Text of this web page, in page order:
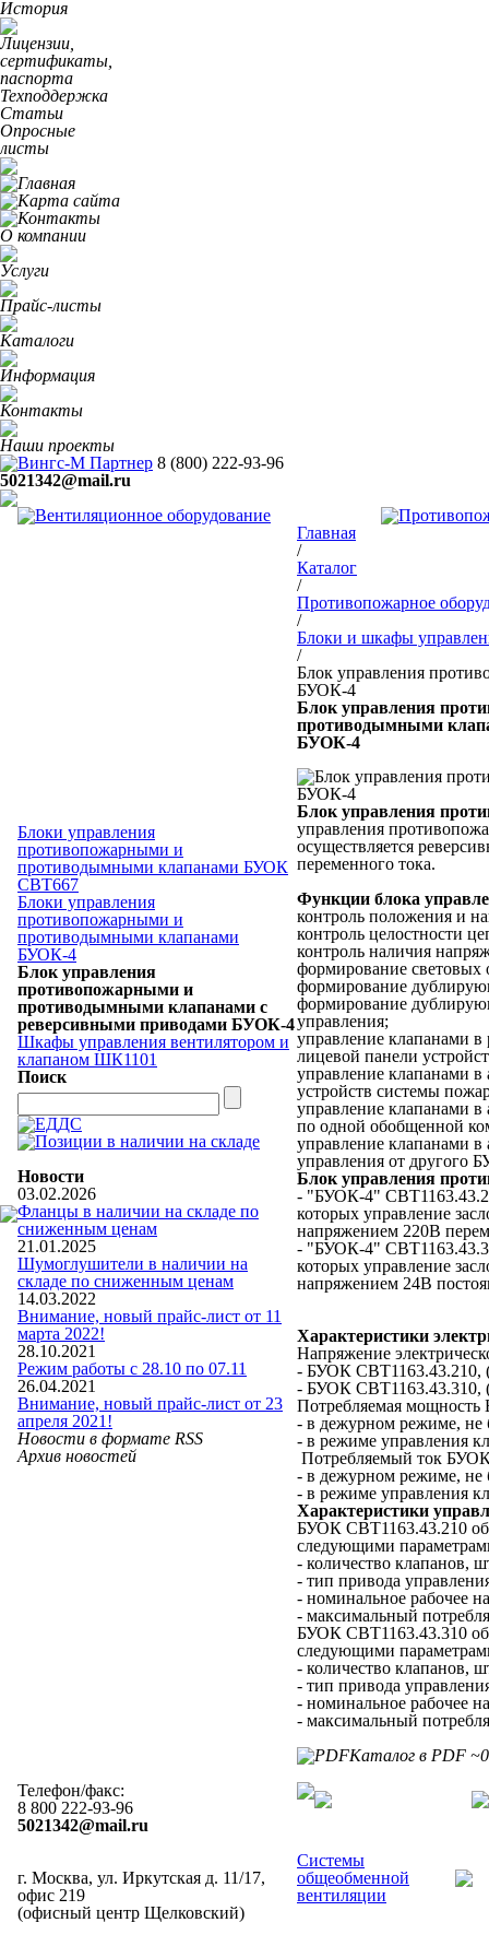
История
Лицензии,
сертификаты,
паспорта
Техподдержка
Статьи
Опросные
листы
О компании
Услуги
Прайс-листы
Каталоги
Информация
Контакты
Наши проекты
8 (800) 222-93-96
5021342@mail.ru
Блоки управления
противопожарными и
противодымными клапанами БУОК
СВТ667
Блоки управления
противопожарными и
противодымными клапанами
БУОК-4
Блок управления
противопожарными и
противодымными клапанами с
реверсивными приводами БУОК-4
Шкафы управления вентилятором и
клапаном ШК1101
Поиск
Новости
03.02.2026
Фланцы в наличии на складе по
сниженным ценам
21.01.2025
Шумоглушители в наличии на
складе по сниженным ценам
14.03.2022
Внимание, новый прайс-лист от 11
марта 2022!
28.10.2021
Режим работы с 28.10 по 07.11
26.04.2021
Внимание, новый прайс-лист от 23
апреля 2021!
Новости в формате RSS
Архив новостей
Главная
/
Каталог
/
Противопожарное
/
Блоки и шкафы
/
Блок управления
БУОК-4
Блок управления
противодымными
БУОК-4
Блок управления
управления
осуществляется
переменного тока.
Функции блока
контроль положения и
контроль целостности
контроль наличия
формирование световых
формирование
формирование
управления;
управление клапанами
лицевой панели
управление клапанами в
устройств системы
управление клапанами
по одной обобщенной
управление клапанами
управления от другого
Блок управления
- "БУОК-4"
которых управление
напряжением 220В
- "БУОК-4"
которых управление
напряжением 24В
Характеристики
Напряжение
- БУОК СВТ1163.43.210,
- БУОК СВТ1163.43.310,
Потребляемая
- в дежурном режиме, не
- в режиме управления
Потребляемый ток
- в дежурном режиме, не
- в режиме управления
Характеристики
БУОК СВТ1163.43.210
следующими
- количество клапанов,
- тип привода
- номинальное рабочее
- максимальный
БУОК СВТ1163.43.310
следующими
- количество клапанов,
- тип привода
- номинальное рабочее
- максимальный
Каталог в PDF
Телефон/факс:
8 800 222-93-96
5021342@mail.ru
г. Москва, ул. Иркутская д. 11/17,
офис 219
(офисный центр Щелковский)
Системы
общеобменной
вентиляции